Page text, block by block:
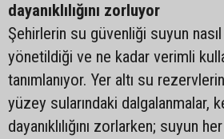
dayanıklılığını zorluyor
Şehirlerin su güvenliği suyun
yönetildiği ve ne kadar verimli
tanımlanıyor. Yer altı su
yüzey sularındaki dalgalanmalar,
dayanıklılığını zorlarken; suyun